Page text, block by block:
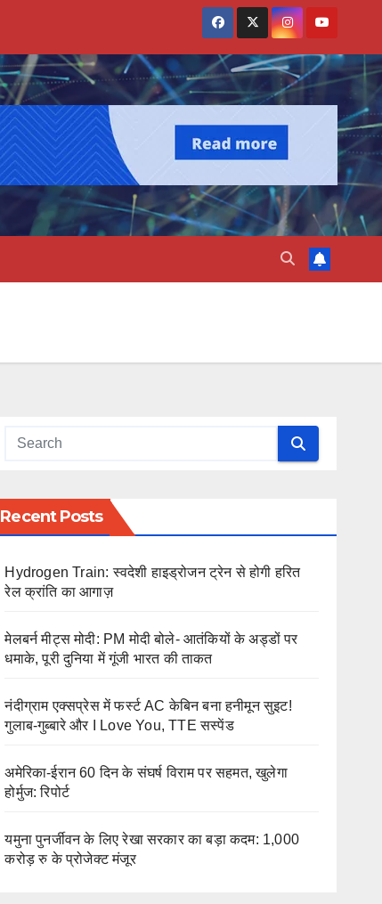
Recent Posts
Hydrogen Train: स्वदेशी हाइड्रोजन ट्रेन से होगी हरित
रेल क्रांति का आगाज़
मेलबर्न मीट्स मोदी: PM मोदी बोले- आतंकियों के अड्डों पर
धमाके, पूरी दुनिया में गूंजी भारत की ताकत
नंदीग्राम एक्सप्रेस में फर्स्ट AC केबिन बना हनीमून सुइट!
गुलाब-गुब्बारे और I Love You, TTE सस्पेंड
अमेरिका-ईरान 60 दिन के संघर्ष विराम पर सहमत, खुलेगा
होर्मुज: रिपोर्ट
यमुना पुनर्जीवन के लिए रेखा सरकार का बड़ा कदम: 1,000
करोड़ रु के प्रोजेक्ट मंजूर